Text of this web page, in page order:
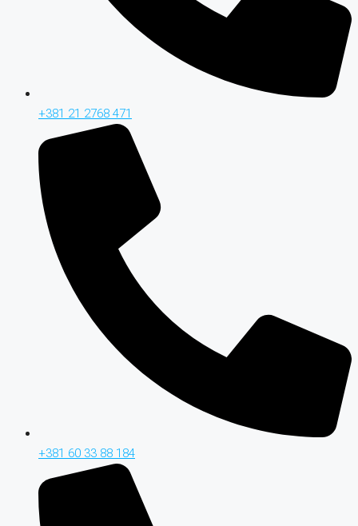
+381 21 2768 471
+381 60 33 88 184